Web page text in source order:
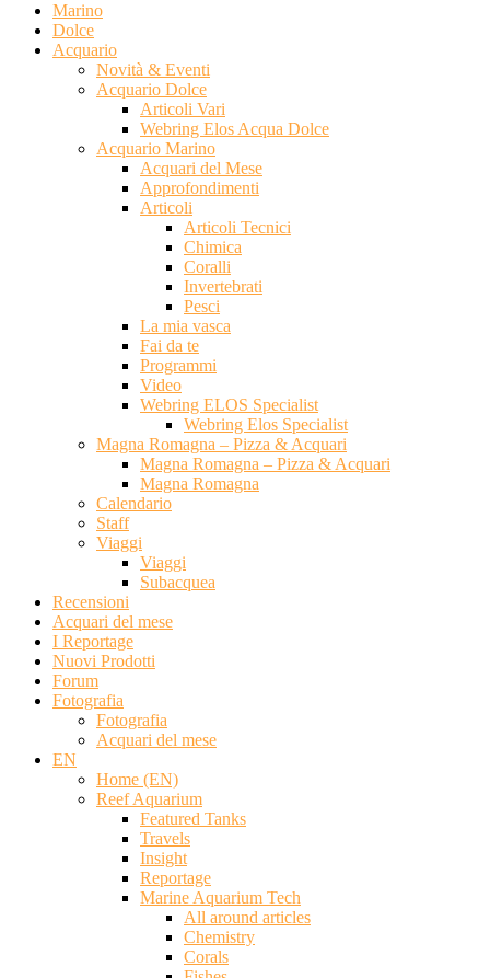
Marino
Dolce
Acquario
Novità & Eventi
Acquario Dolce
Articoli Vari
Webring Elos Acqua Dolce
Acquario Marino
Acquari del Mese
Approfondimenti
Articoli
Articoli Tecnici
Chimica
Coralli
Invertebrati
Pesci
La mia vasca
Fai da te
Programmi
Video
Webring ELOS Specialist
Webring Elos Specialist
Magna Romagna – Pizza & Acquari
Magna Romagna – Pizza & Acquari
Magna Romagna
Calendario
Staff
Viaggi
Viaggi
Subacquea
Recensioni
Acquari del mese
I Reportage
Nuovi Prodotti
Forum
Fotografia
Fotografia
Acquari del mese
EN
Home (EN)
Reef Aquarium
Featured Tanks
Travels
Insight
Reportage
Marine Aquarium Tech
All around articles
Chemistry
Corals